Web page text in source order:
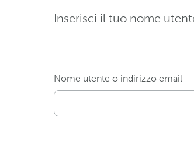
Inserisci il tuo nome
Nome utente o indirizzo email